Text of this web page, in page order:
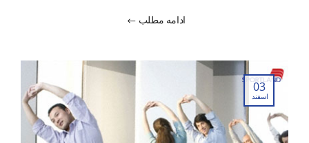
انگیزه در ورزش بدانید را گردآوری کرده‌ایم مورد بررسی قرار
ادامه مطلب
03
اسفند